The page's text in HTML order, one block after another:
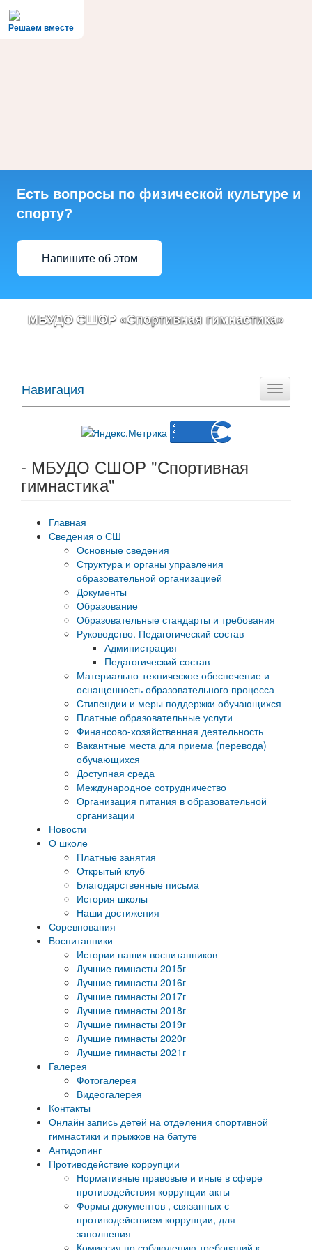
Решаем вместе
Есть вопросы по физической культуре и
спорту?
Напишите об этом
МБУДО СШОР «Спортивная гимнастика»
Toggle
Навигация
- МБУДО СШОР "Спортивная
гимнастика"
Главная
Сведения о СШ
Основные сведения
Структура и органы управления
образовательной организацией
Документы
Образование
Образовательные стандарты и требования
Руководство. Педагогический состав
Администрация
Педагогический состав
Материально-техническое обеспечение и
оснащенность образовательного процесса
Стипендии и меры поддержки обучающихся
Платные образовательные услуги
Финансово-хозяйственная деятельность
Вакантные места для приема (перевода)
обучающихся
Доступная среда
Международное сотрудничество
Организация питания в образовательной
организации
Новости
О школе
Платные занятия
Открытый клуб
Благодарственные письма
История школы
Наши достижения
Соревнования
Воспитанники
Истории наших воспитанников
Лучшие гимнасты 2015г
Лучшие гимнасты 2016г
Лучшие гимнасты 2017г
Лучшие гимнасты 2018г
Лучшие гимнасты 2019г
Лучшие гимнасты 2020г
Лучшие гимнасты 2021г
Галерея
Фотогалерея
Видеогалерея
Контакты
Онлайн запись детей на отделения спортивной
гимнастики и прыжков на батуте
Антидопинг
Противодействие коррупции
Нормативные правовые и иные в сфере
противодействия коррупции акты
Формы документов , связанных с
противодействием коррупции, для
заполнения
Комиссия по соблюдению требований к